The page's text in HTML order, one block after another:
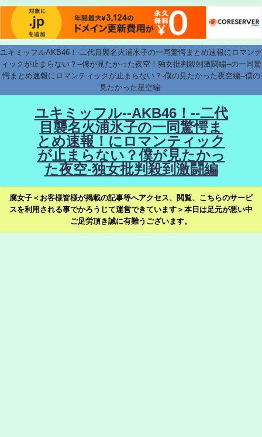
ユキミッフルAKB46！-二代目襲名火浦氷子の一同驚愕まとめ速報にロマンテ
ィックが止まらない？--僕が見たかった夜空！独女批判殺到激闘編--の一同驚
愕まとめ速報にロマンティックが止まらない？-僕の見たかった夜空編--僕の
見たかった星空編-
ユキミッフル--AKB46！--二代
目襲名火浦氷子の一同驚愕ま
とめ速報！にロマンティック
が止まらない？僕が見たかっ
た夜空-独女批判殺到激闘編
腐女子＜お客様皆様が掲載の記事等へアクセス、閲覧、こちらのサービ
スを利用される事でかろうじて運営できています＞本日は足元が悪い中
ご足労頂き誠に有難うございます。